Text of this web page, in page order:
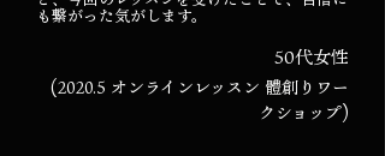
も繋がった気がします。
50代女性
(2020.5 オンラインレッスン 體創りワー
クショップ)